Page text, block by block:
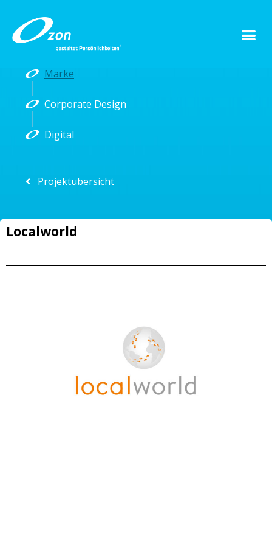
Marke
Corporate Design
Digital
Projektübersicht
Localworld